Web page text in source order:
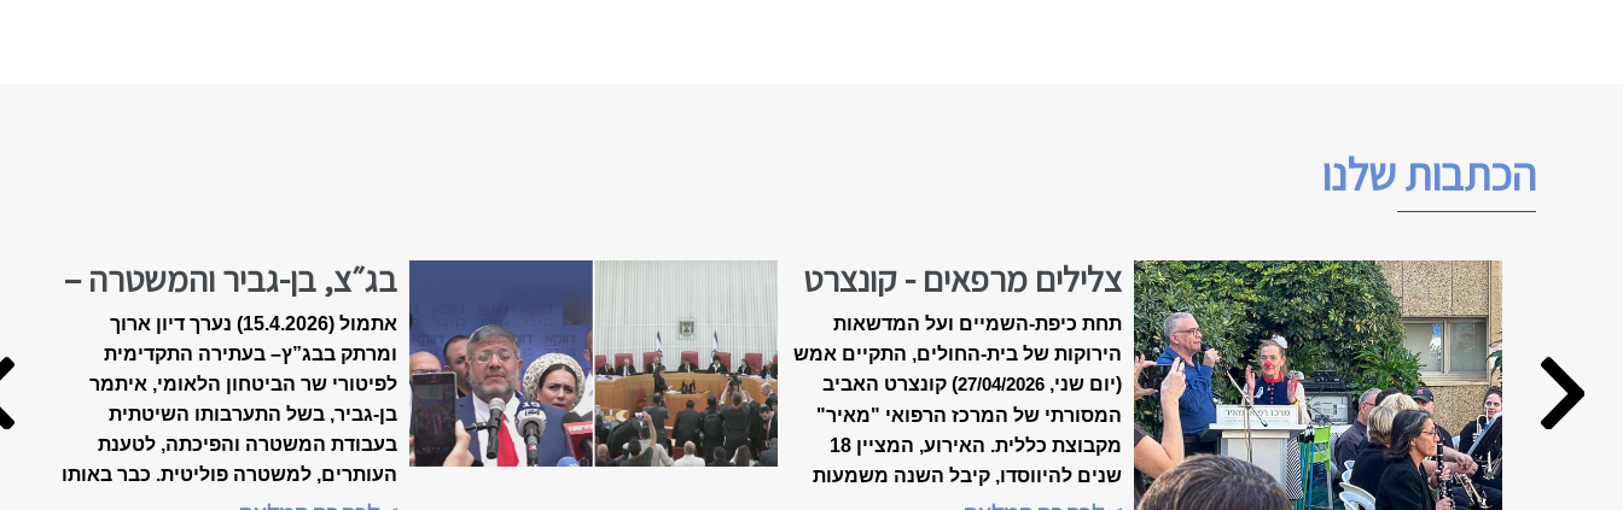
הכתבות שלנו
צלילים מרפאים - קונצרט
האביב ה-18 של ״מאיר״
תחת כיפת-השמיים ועל המדשאות
הירוקות של בית-החולים, התקיים אמש
(יום שני, 27/04/2026) קונצרט האביב
המסורתי של המרכז הרפואי "מאיר"
מקבוצת כללית. האירוע, המציין 18
שנים להיווסדו, קיבל השנה משמעות
מיוחדת, כשנכלל לראשונה במסגרת
בג״צ, בן-גביר והמשטרה –
הולכים לפשרה?אתמול (15.4.2026) נערך דיון ארוך
ומרתק בבג”ץ– בעתירה התקדימית
לפיטורי שר הביטחון הלאומי, איתמר
בן-גביר, בשל התערבותו השיטתית
בעבודת המשטרה והפיכתה, לטענת
העותרים, למשטרה פוליטית. כבר באותו